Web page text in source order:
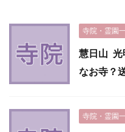
寺院・霊園
慧日山 光
なお寺？
寺院・霊園